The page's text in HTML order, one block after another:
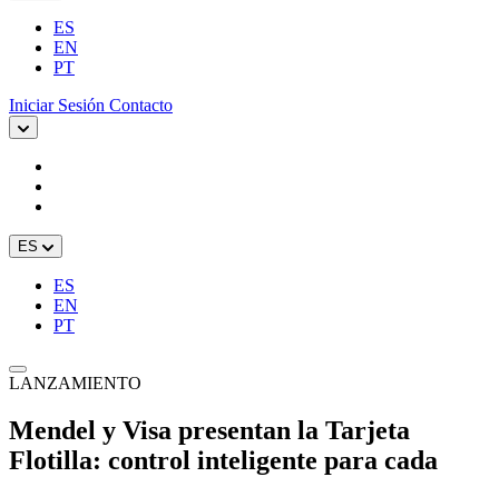
ES
EN
PT
Iniciar Sesión Contacto
ES
ES
EN
PT
LANZAMIENTO
Mendel y Visa presentan la Tarjeta
Flotilla: control inteligente para cada